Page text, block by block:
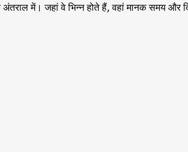
में। जहां वे भिन्न होते हैं, वहां मानक समय और